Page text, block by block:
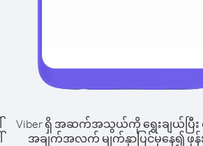
Viber ရှိ အဆက်အသွယ်ကို ရွေးချယ်ပြီ
အချက်အလက် မျက်နှာပြင်မှနေ၍ ဖုန်း